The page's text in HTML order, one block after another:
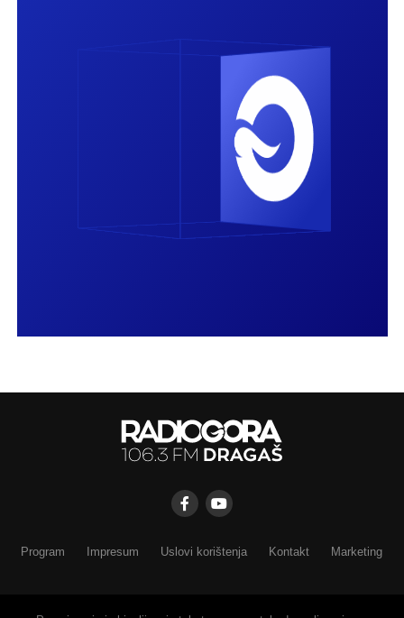
Program Impresum Uslovi korištenja Kontakt Marketing